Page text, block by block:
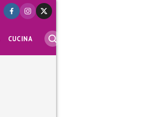
CUCINA